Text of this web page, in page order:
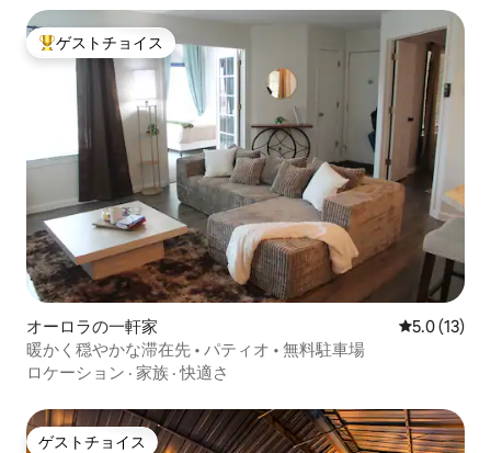
大好評のゲストチョイスです。
ゲストチョイス
オーロラの一軒家 レビュー13
5.0 (13)
暖かく穏やかな滞在先 • パティオ • 無料駐車場
ロケーション · 家族 ·快適さ
ゲストチョイス